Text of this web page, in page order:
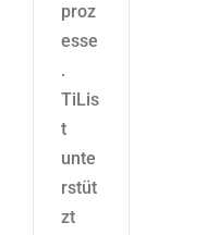
proz
esse
.
TiLis
t
unte
rstüt
zt